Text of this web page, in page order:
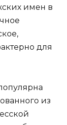
имен в
для
из